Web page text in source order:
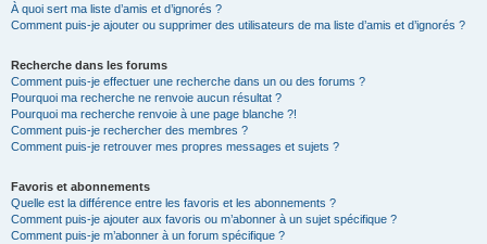
À quoi sert ma liste d’amis et d’ignorés ?
Comment puis-je ajouter ou supprimer des utilisateurs de ma liste d’amis et d’ignorés ?
Recherche dans les forums
Comment puis-je effectuer une recherche dans un ou des forums ?
Pourquoi ma recherche ne renvoie aucun résultat ?
Pourquoi ma recherche renvoie à une page blanche ?!
Comment puis-je rechercher des membres ?
Comment puis-je retrouver mes propres messages et sujets ?
Favoris et abonnements
Quelle est la différence entre les favoris et les abonnements ?
Comment puis-je ajouter aux favoris ou m’abonner à un sujet spécifique ?
Comment puis-je m’abonner à un forum spécifique ?